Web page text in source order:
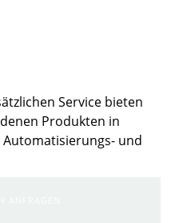
Service bieten
Produkten in
und